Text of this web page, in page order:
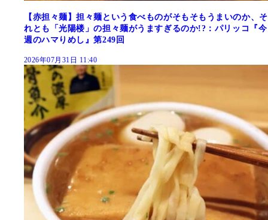
【赤担々麺】担々麺という食べものがそもそもうまいのか、そ
れとも「光陽楼」の担々麺がうますぎるのか!?：パリッコ『今
週のハマりめし』第249回
2026年07月31日 11:40